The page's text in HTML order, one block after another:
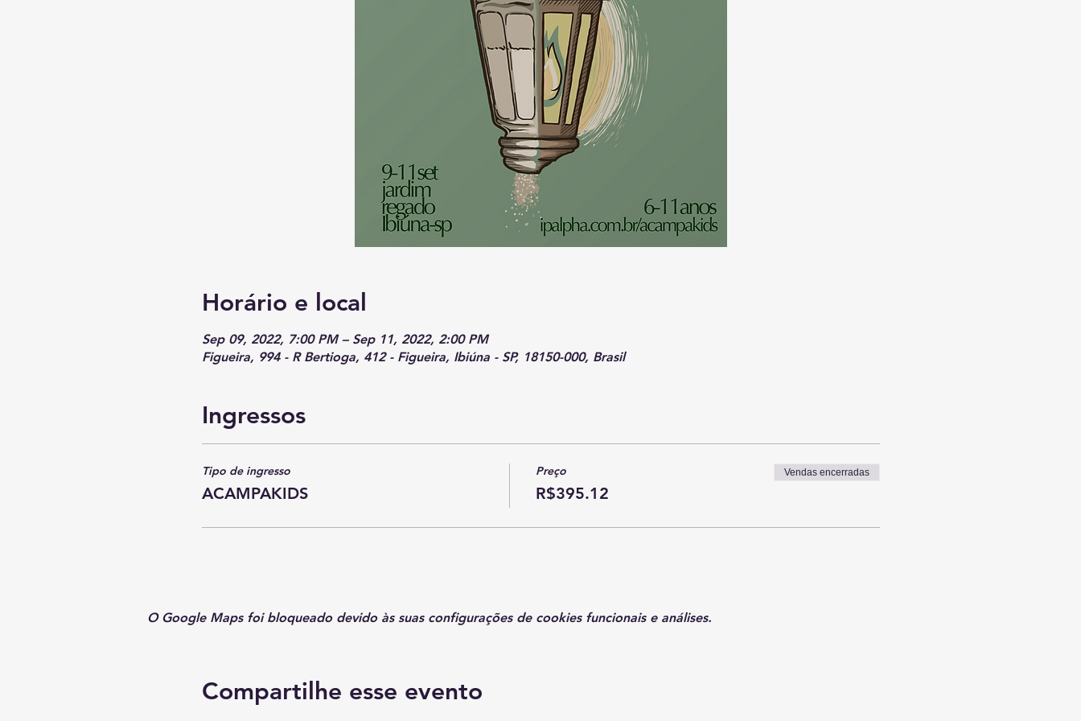
Horário e local
Sep 09, 2022, 7:00 PM – Sep 11, 2022, 2:00 PM
Figueira, 994 - R Bertioga, 412 - Figueira, Ibiúna - SP, 18150-000, Brasil
Ingressos
Tipo de ingresso
ACAMPAKIDS
Preço
R$395.12
Vendas encerradas
O Google Maps foi bloqueado devido às suas configurações de cookies funcionais e análises.
Compartilhe esse evento